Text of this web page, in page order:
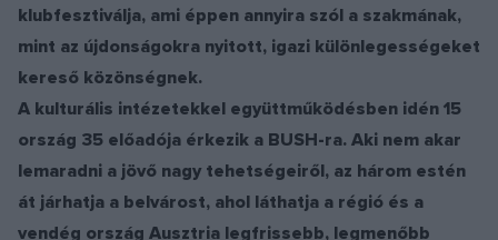
klubfesztiválja, ami éppen annyira szól a szakmának,
mint az újdonságokra nyitott, igazi különlegességeket
kereső közönségnek.
A kulturális intézetekkel együttműködésben idén 15
ország 35 előadója érkezik a BUSH-ra. Aki nem akar
lemaradni a jövő nagy tehetségeiről, az három estén
át járhatja a belvárost, ahol láthatja a régió és a
vendég ország Ausztria legfrissebb, legmenőbb